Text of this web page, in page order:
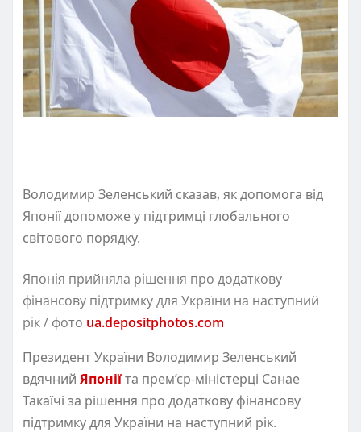
Володимир Зеленський сказав, як допомога від
Японії допоможе у підтримці глобального
світового порядку.
Японія прийняла рішення про додаткову
фінансову підтримку для України на наступний
рік / фото ua.depositphotos.com
Президент України Володимир Зеленський
вдячний Японіїта прем’єр-міністерці Санае
Такаїчі за рішення про додаткову фінансову
підтримку для України на наступний рік.